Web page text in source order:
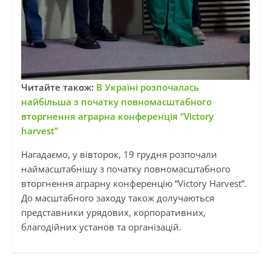
Читайте також: В Україні розпочалась
найбільша з початку повномасштабного
вторгнення аграрна конференція “Victory
harvest”
Нагадаємо, у вівторок, 19 грудня розпочали
наймасштабнішу з початку повномасштабного
вторгнення аграрну конференцію “Victory Harvest”.
До масштабного заходу також долучаються
представники урядових, корпоративних,
благодійних установ та організацій.